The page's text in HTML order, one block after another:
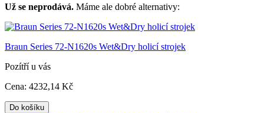
Už se neprodává. Máme ale dobré alternativy:
Braun Series 72-N1620s Wet&Dry holicí strojek
Pozítří u vás
Cena: 4232,14 Kč
Do košíku